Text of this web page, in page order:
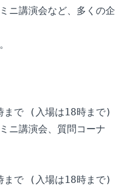
ニ講演会など、多くの企
で (入場は18時まで)
講演会、質問コーナ
で (入場は18時まで)